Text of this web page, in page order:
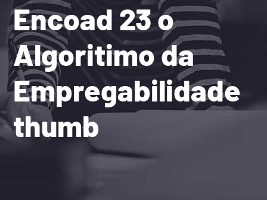
Encoad 23 o
Algoritimo da
Empregabilidade
thumb